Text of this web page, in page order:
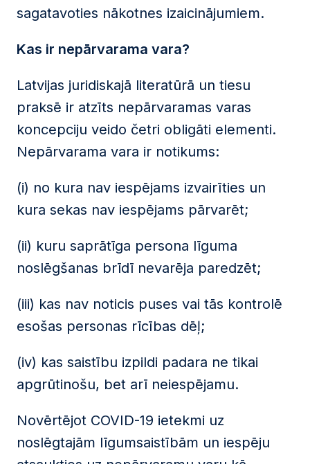
sagatavoties nākotnes izaicinājumiem.
Kas ir nepārvarama vara?
Latvijas juridiskajā literatūrā un tiesu
praksē ir atzīts nepārvaramas varas
koncepciju veido četri obligāti elementi.
Nepārvarama vara ir notikums:
(i) no kura nav iespējams izvairīties un
kura sekas nav iespējams pārvarēt;
(ii) kuru saprātīga persona līguma
noslēgšanas brīdī nevarēja paredzēt;
(iii) kas nav noticis puses vai tās kontrolē
esošas personas rīcības dēļ;
(iv) kas saistību izpildi padara ne tikai
apgrūtinošu, bet arī neiespējamu.
Novērtējot COVID-19 ietekmi uz
noslēgtajām līgumsaistībām un iespēju